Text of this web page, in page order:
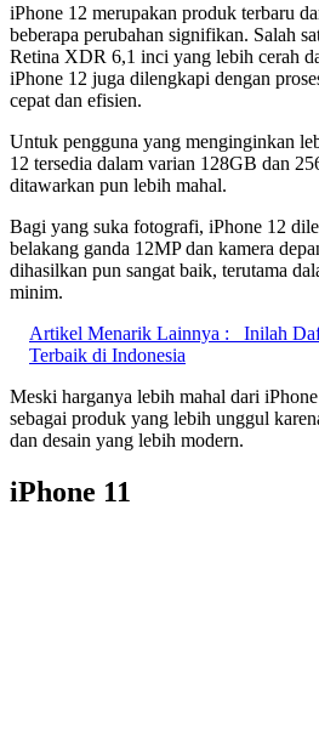
iPhone 12 merupakan produk terbaru
beberapa perubahan signifikan. Salah
Retina XDR 6,1 inci yang lebih cerah
iPhone 12 juga dilengkapi dengan
cepat dan efisien.
Untuk pengguna yang menginginkan
12 tersedia dalam varian 128GB dan
ditawarkan pun lebih mahal.
Bagi yang suka fotografi, iPhone 12
belakang ganda 12MP dan kamera
dihasilkan pun sangat baik, terutama
minim.
Artikel Menarik Lainnya :
Inilah
Terbaik di Indonesia
Meski harganya lebih mahal dari
sebagai produk yang lebih unggul
dan desain yang lebih modern.
iPhone 11